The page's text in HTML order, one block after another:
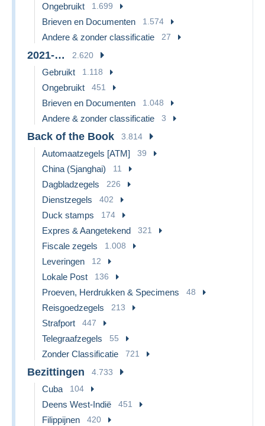
Ongebruikt 1.699
Brieven en Documenten 1.574
Andere & zonder classificatie 27
2021-… 2.620
Gebruikt 1.118
Ongebruikt 451
Brieven en Documenten 1.048
Andere & zonder classificatie 3
Back of the Book 3.814
Automaatzegels [ATM] 39
China (Sjanghai) 11
Dagbladzegels 226
Dienstzegels 402
Duck stamps 174
Expres & Aangetekend 321
Fiscale zegels 1.008
Leveringen 12
Lokale Post 136
Proeven, Herdrukken & Specimens 48
Reisgoedzegels 213
Strafport 447
Telegraafzegels 55
Zonder Classificatie 721
Bezittingen 4.733
Cuba 104
Deens West-Indië 451
Filippijnen 420